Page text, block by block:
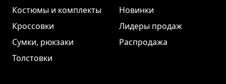
Костюмы и комплекты
Кроссовки
Сумки, рюкзаки
Толстовки
Новинки
Лидеры продаж
Распродажа